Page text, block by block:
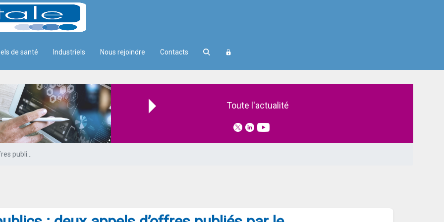
de santé Industriels Nous rejoindre Contacts
d’offres publiés par le GIE SESAM-Vitale
Toute l'actualité